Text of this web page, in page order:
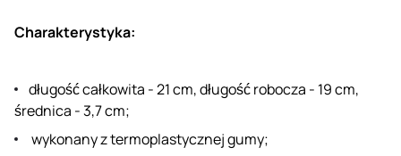
Charakterystyka:
długość całkowita - 21 cm, długość robocza - 19 cm,
średnica - 3,7 cm;
wykonany z termoplastycznej gumy;